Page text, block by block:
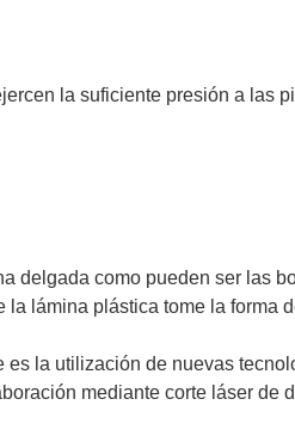
la suficiente presión a las
delgada como pueden ser las
lámina plástica tome la forma
la utilización de nuevas
mediante corte láser